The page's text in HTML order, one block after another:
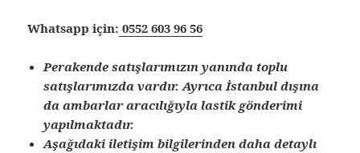
Whatsapp için: 0552 603 96 56
Perakende satışlarımızın yanında toplu
satışlarımızda vardır. Ayrıca İstanbul dışına
da ambarlar aracılığıyla lastik gönderimi
yapılmaktadır.
Aşağıdaki iletişim bilgilerinden daha detaylı